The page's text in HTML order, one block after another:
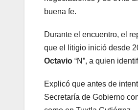
buena fe.
Durante el encuentro, el
que el litigio inició desde
Octavio “N”, a quien
Explicó que antes de
Secretaría de Gobierno